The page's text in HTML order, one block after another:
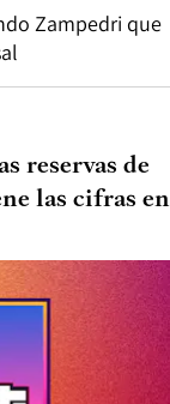
Zampedri que
reservas de
las cifras en